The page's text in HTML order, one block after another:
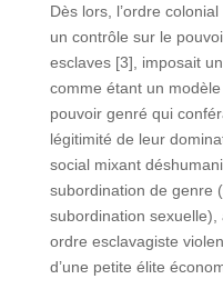
Dès lors, l’ordre
un contrôle sur le
esclaves [3], imposait
comme étant un
pouvoir genré qui
légitimité de leur
social mixant
subordination de genre
subordination sexuelle),
ordre esclavagiste
d’une petite élite